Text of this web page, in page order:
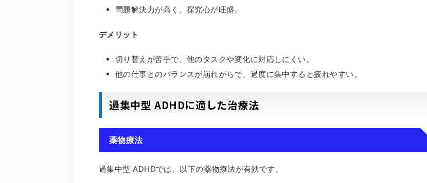
問題解決力が高く、探究心が旺盛。
デメリット
切り替えが苦手で、他のタスクや変化に対応しにくい。
他の仕事とのバランスが崩れがちで、過度に集中すると疲れやすい。
過集中型 ADHDに適した治療法
薬物療法
過集中型 ADHDでは、以下の薬物療法が有効です。